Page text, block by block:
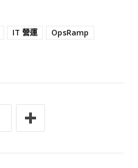
IT 營運
OpsRamp